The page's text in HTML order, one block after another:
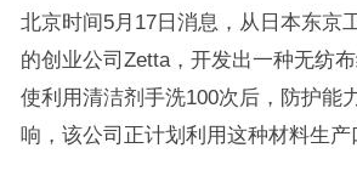
北京时间5月17日消息，从日本东京
的创业公司Zetta，开发出一种无纺
使利用清洁剂手洗100次后，防护能
响，该公司正计划利用这种材料生产